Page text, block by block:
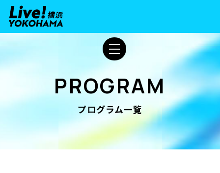
PROGRAM
プログラム一覧